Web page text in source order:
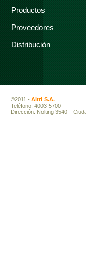
Productos
Proveedores
Distribución
©2011 - Altri S.A.
Teléfono: 4003-5700
Dirección: Nolting 3540 –